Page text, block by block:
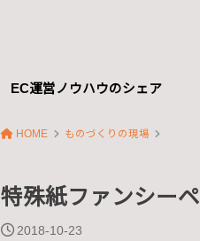
EC運営ノウハウのシェア
HOME ものづくりの現場
特殊紙ファンシー
2018-10-23